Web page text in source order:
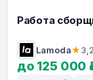
Работа
Lamoda★3,2
до 125 000